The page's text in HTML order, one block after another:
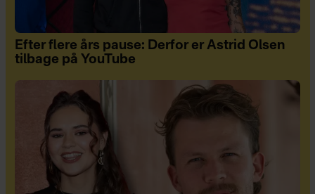
Efter flere års pause: Derfor er Astrid Olsen
tilbage på YouTube